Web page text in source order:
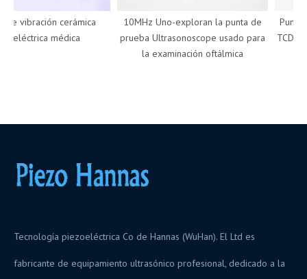
vibración cerámica
médica
10MHz Uno-exploran la punta de
prueba Ultrasonoscope usado para
la examinación oftálmica
Punta
TCD
Tecnología piezoeléctrica Co de Hannas (WuHan). El Ltd es
fabricante de equipamiento ultrasónico profesional, dedicado a la